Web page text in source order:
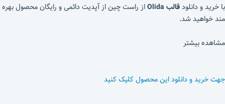
با خرید و دانلودقالب Olida
از راست چین از آپدیت دائمی و رایگان محصول بهره
مند خواهید شد.
مشاهده بیشتر
جهت خرید و دانلود این محصول کلیک کنید